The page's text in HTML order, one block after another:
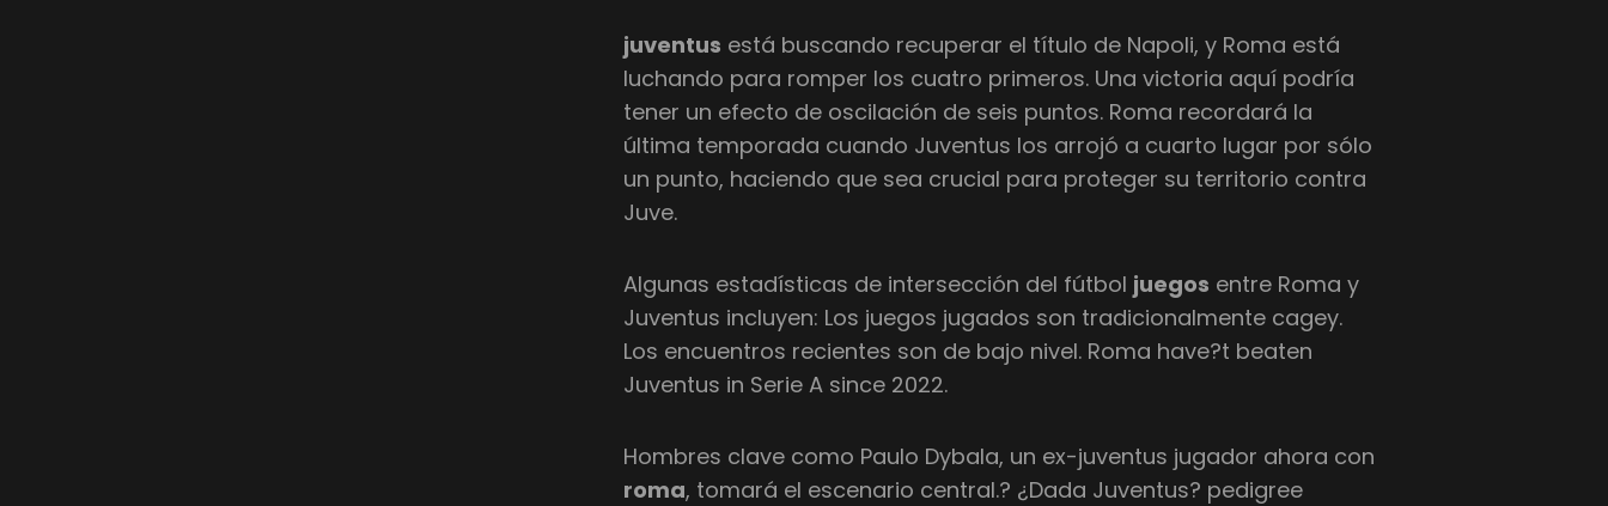
juventus está buscando recuperar el título de Napoli, y Roma está
luchando para romper los cuatro primeros. Una victoria aquí podría
tener un efecto de oscilación de seis puntos. Roma recordará la
última temporada cuando Juventus los arrojó a cuarto lugar por sólo
un punto, haciendo que sea crucial para proteger su territorio contra
Juve.
Algunas estadísticas de intersección del fútbol juegos entre Roma y
Juventus incluyen: Los juegos jugados son tradicionalmente cagey.
Los encuentros recientes son de bajo nivel. Roma have?t beaten
Juventus in Serie A since 2022.
Hombres clave como Paulo Dybala, un ex-juventus jugador ahora con
roma, tomará el escenario central.? ¿Dada Juventus? pedigree